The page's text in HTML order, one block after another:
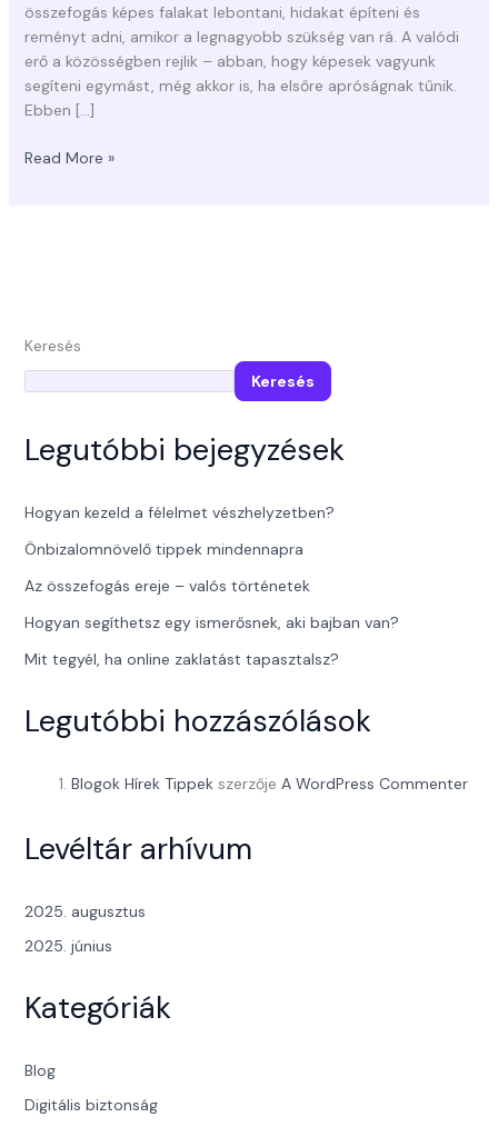
összefogás képes falakat lebontani, hidakat építeni és
reményt adni, amikor a legnagyobb szükség van rá. A valódi
erő a közösségben rejlik – abban, hogy képesek vagyunk
segíteni egymást, még akkor is, ha elsőre apróságnak tűnik.
Ebben […]
Read More »
Keresés
Keresés
Legutóbbi bejegyzések
Hogyan kezeld a félelmet vészhelyzetben?
Önbizalomnövelő tippek mindennapra
Az összefogás ereje – valós történetek
Hogyan segíthetsz egy ismerősnek, aki bajban van?
Mit tegyél, ha online zaklatást tapasztalsz?
Legutóbbi hozzászólások
Blogok Hírek Tippekszerzője A WordPress Commenter
Levéltár arhívum
2025. augusztus
2025. június
Kategóriák
Blog
Digitális biztonság